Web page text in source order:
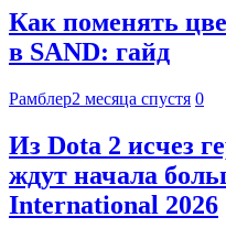
Как поменять
в SAND: гайд
Рамблер2 месяца спустя 0
Из Dota 2 исчез
ждут начала
International 2026